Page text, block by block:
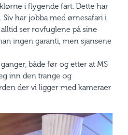
i flygende fart. Dette har
Siv har jobba med ørnesafari i
ser rovfuglene på sine
ingen garanti, men sjansene
både før og etter at MS
inn den trange og
der vi ligger med kameraer